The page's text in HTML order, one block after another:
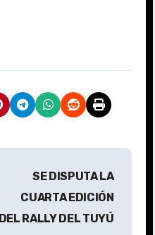
SE DISPUTA LA
CUARTA EDICIÓN
DEL RALLY DEL TUYÚ